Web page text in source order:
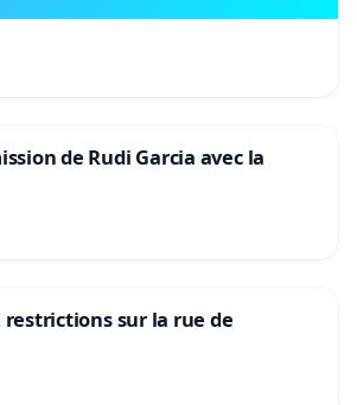
de Rudi Garcia avec la
sur la rue de